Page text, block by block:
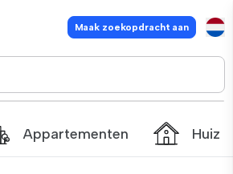
Maak zoekopdracht aan
Appartementen